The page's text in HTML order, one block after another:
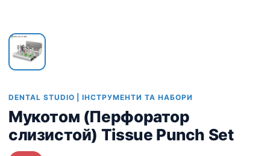
DENTAL STUDIO | ІНСТРУМЕНТИ ТА НАБОРИ
Мукотом (Перфоратор
слизистой) Tissue Punch Set